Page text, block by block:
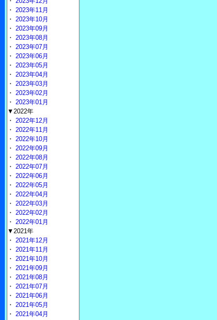
・ 2023年11月
・ 2023年10月
・ 2023年09月
・ 2023年08月
・ 2023年07月
・ 2023年06月
・ 2023年05月
・ 2023年04月
・ 2023年03月
・ 2023年02月
・ 2023年01月
▼2022年
・ 2022年12月
・ 2022年11月
・ 2022年10月
・ 2022年09月
・ 2022年08月
・ 2022年07月
・ 2022年06月
・ 2022年05月
・ 2022年04月
・ 2022年03月
・ 2022年02月
・ 2022年01月
▼2021年
・ 2021年12月
・ 2021年11月
・ 2021年10月
・ 2021年09月
・ 2021年08月
・ 2021年07月
・ 2021年06月
・ 2021年05月
・ 2021年04月